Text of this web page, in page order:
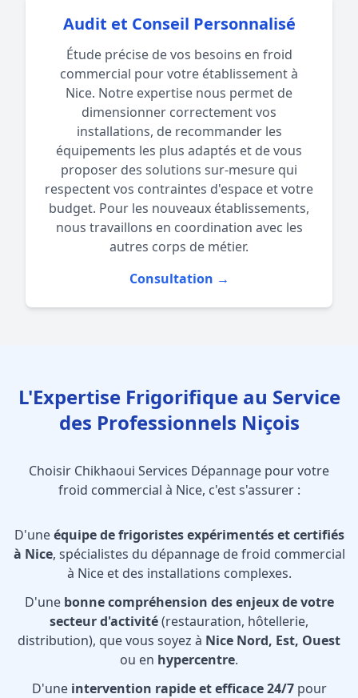
Audit et Conseil Personnalisé
Étude précise de vos besoins en froid
commercial pour votre établissement à
Nice. Notre expertise nous permet de
dimensionner correctement vos
installations, de recommander les
équipements les plus adaptés et de vous
proposer des solutions sur-mesure qui
respectent vos contraintes d'espace et votre
budget. Pour les nouveaux établissements,
nous travaillons en coordination avec les
autres corps de métier.
Consultation →
L'Expertise Frigorifique au Service
des Professionnels Niçois
Choisir Chikhaoui Services Dépannage pour votre
froid commercial à Nice, c'est s'assurer :
D'uneéquipe de frigoristes expérimentés et certifiés
à Nice, spécialistes du dépannage de froid commercial
à Nice et des installations complexes.
D'une bonne compréhension des enjeux de votre
secteur d'activité(restauration, hôtellerie,
distribution), que vous soyez à Nice Nord, Est, Ouest
ou en hypercentre.
D'une intervention rapide et efficace 24/7pour